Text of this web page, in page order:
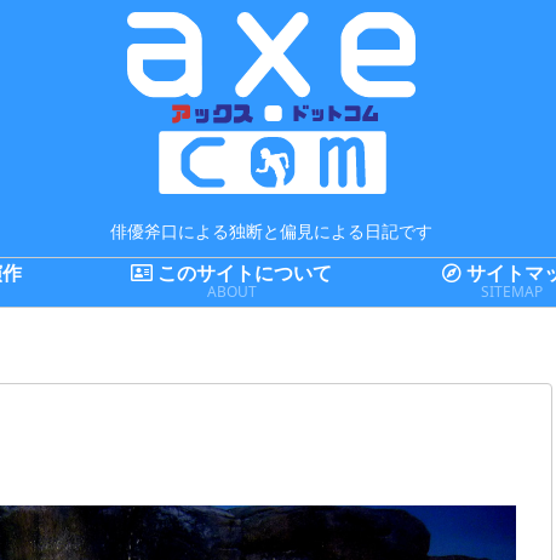
俳優斧口による独断と偏見による日記です
このサイトについて
ABOUT
サイトマ
SITEMAP